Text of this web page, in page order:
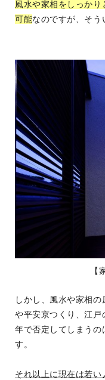
風水や家相をしっか
可能なのですが、そ
【
しかし、風水や家相
や平安京つくり、江
年で否定してしまう
す。
それ以上に現在は若